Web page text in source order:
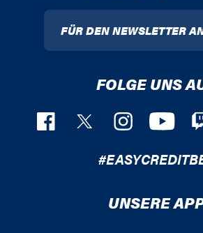
FÜR DEN NEWSLETTER
FOLGE UNS
UNSERE